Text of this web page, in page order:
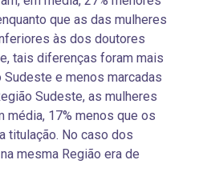
que as das mulheres
às dos doutores
tais diferenças foram mais
Sudeste e menos marcadas
Sudeste, as mulheres
média, 17% menos que os
titulação. No caso dos
mesma Região era de